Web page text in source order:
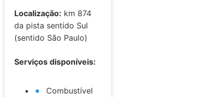
Localização: km 874
da pista sentido Sul
(sentido São Paulo)
Serviços disponíveis:
Combustível